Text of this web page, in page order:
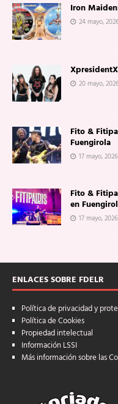
Iron
24 mayo,
20 mayo,
Fito &
Fuengirola
17 mayo, 2026
Fito &
en
17 mayo, 2026
ENLACES SOBRE FDELR
Política de privacidad y
Política de Cookies
Propiedad intelectual
Información LSSI
Más información sobre las